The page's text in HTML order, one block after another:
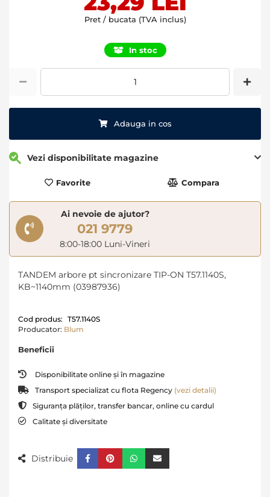
Pret / bucata (TVA inclus)
In stoc
Adauga in cos
Vezi disponibilitate magazine
Favorite Compara
Ai nevoie de ajutor?
021 9779
8:00-18:00 Luni-Vineri
TANDEM arbore pt sincronizare TIP-ON T57.1140S,
KB~1140mm (03987936)
Cod produs: T57.1140S
Producator: Blum
Beneficii
Disponibilitate online și în magazine
Transport specializat cu flota Regency (vezi detalii)
Siguranța plăților, transfer bancar, online cu cardul
Calitate și diversitate
Distribuie